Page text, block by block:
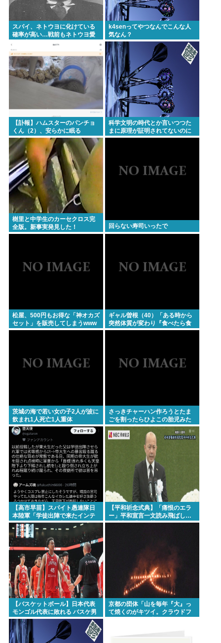
結婚式やると近所の花屋が潰れない理由がわかる
「こんなに金取るのかよ！？」って驚くぞ
Powered by livedoor 相互RSS
スパイ、ネトウヨに化けている
確率が高い…戦前もネトウヨ愛
国保守がスパイだった。ネトウ
ヨを全員逮捕すべし
k4senってやつなんでこんな人
気なん？
【訃報】ハムスターのパンチョ
くん（2）、安らかに眠る
科学文明の時代とか言いつつた
まに原理が証明されてないのに
経験則で使われるテクノロジー
樹里と中学生のカーセクロス完
全版。新事実発見した！
回らない寿司いったで
松屋、500円もお得な「神オカズ
セット」を販売してしまうwww
ギャル曽根（40）「ある時から
突然体質が変わり『食べたら食
べた分太る』ようになった」
茨城の海で若い女の子2人が波に
飲まれ1人死亡1人重体
さっきチャーハン作ろうとたま
ごを割ったらひよこの胎児みた
いなのが出て来てトラウマなん
だけど
【高市早苗】スパイト愚連隊日
本陸軍「学徒出陣で来たインテ
リのクソガキ気に入らねえから
壮絶イジメしてやる」
【平和祈念式典】「痛恨のエラ
ー」平和宣言一文読み飛ばし…
長崎市長「つい熱くなって」
【バスケットボール】日本代表
モンゴル代表に敗れる バスケ男
子
京都の団体「山を毎年『大』っ
て焼くのがキツイ。クラウドフ